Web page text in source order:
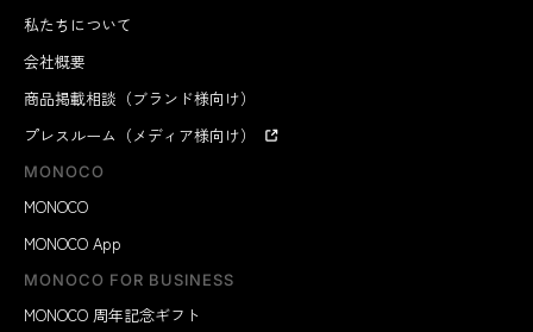
私たちについて
会社概要
商品掲載相談（ブランド様向け）
プレスルーム（メディア様向け）
MONOCO
MONOCO
MONOCO App
MONOCO FOR BUSINESS
MONOCO 周年記念ギフト